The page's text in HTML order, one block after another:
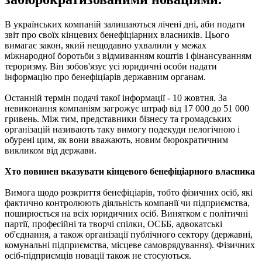
В українських компаній залишаються лічені дні, аби подати
звіт про своїх кінцевих бенефіціарних власників. Цього
вимагає закон, який нещодавно ухвалили у межах
міжнародної боротьби з відмиванням коштів і фінансуванням
тероризму. Він зобов'язує усі юридичні особи надати
інформацію про бенефіціарів державним органам.
Останній термін подачі такої інформації - 10 жовтня. За
невиконання компаніям загрожує штраф від 17 000 до 51 000
гривень. Між тим, представники бізнесу та громадських
організацій називають таку вимогу подекуди нелогічною і
обурені цим, як вони вважають, новим бюрократичним
викликом від держави.
Хто повинен вказувати кінцевого бенефіціарного власника
Вимога щодо розкриття бенефіціарів, тобто фізичних осіб, які
фактично контролюють діяльність компанії чи підприємства,
поширюється на всіх юридичних осіб. Винятком є політичні
партії, професійні та творчі спілки, ОСББ, адвокатські
об'єднання, а також організації публічного сектору (державні,
комунальні підприємства, місцеве самоврядування). Фізичних
осіб-підприємців новації також не стосуються.